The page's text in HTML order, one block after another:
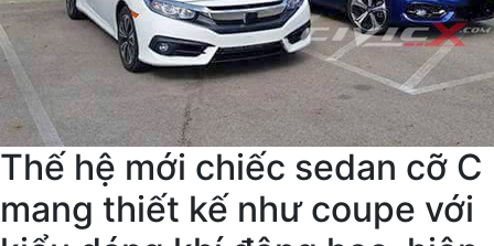
Thế hệ mới chiếc sedan cỡ C
mang thiết kế như coupe với